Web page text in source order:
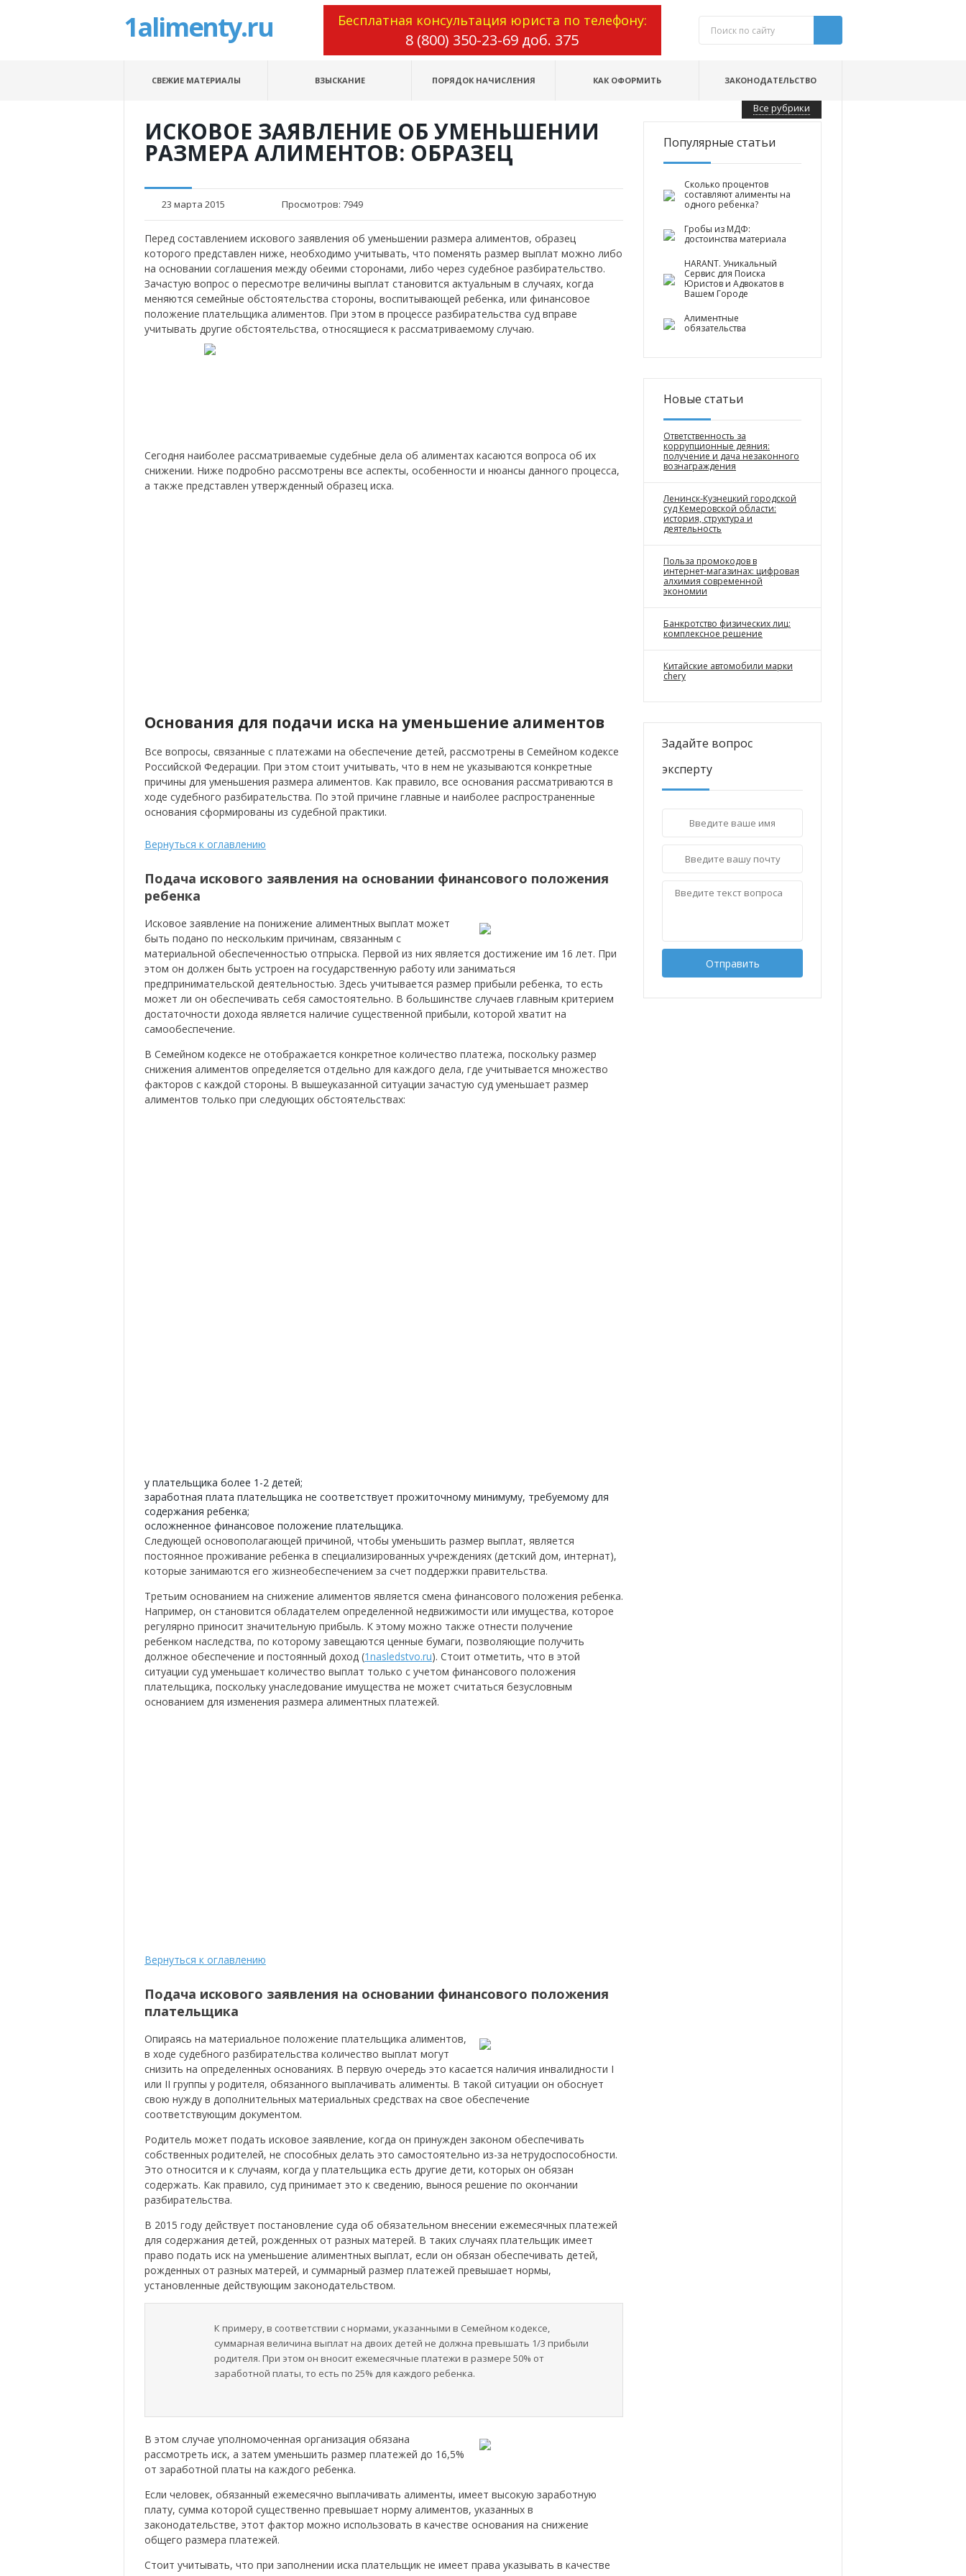
1alimenty.ru Бесплатная консультация юриста по телефону:
8 (800) 350-23-69 доб. 375
СВЕЖИЕ МАТЕРИАЛЫ ВЗЫСКАНИЕ ПОРЯДОК НАЧИСЛЕНИЯ КАК ОФОРМИТЬ ЗАКОНОДАТЕЛЬСТВО
Все рубрики
ИСКОВОЕ ЗАЯВЛЕНИЕ ОБ УМЕНЬШЕНИИ
РАЗМЕРА АЛИМЕНТОВ: ОБРАЗЕЦ
23 марта 2015 Просмотров: 7949
Перед составлением искового заявления об уменьшении размера алиментов, образец
которого представлен ниже, необходимо учитывать, что поменять размер выплат можно либо
на основании соглашения между обеими сторонами, либо через судебное разбирательство.
Зачастую вопрос о пересмотре величины выплат становится актуальным в случаях, когда
меняются семейные обстоятельства стороны, воспитывающей ребенка, или финансовое
положение плательщика алиментов. При этом в процессе разбирательства суд вправе
учитывать другие обстоятельства, относящиеся к рассматриваемому случаю.
Сегодня наиболее рассматриваемые судебные дела об алиментах касаются вопроса об их
снижении. Ниже подробно рассмотрены все аспекты, особенности и нюансы данного процесса,
а также представлен утвержденный образец иска.
Основания для подачи иска на уменьшение алиментов
Все вопросы, связанные с платежами на обеспечение детей, рассмотрены в Семейном кодексе
Российской Федерации. При этом стоит учитывать, что в нем не указываются конкретные
причины для уменьшения размера алиментов. Как правило, все основания рассматриваются в
ходе судебного разбирательства. По этой причине главные и наиболее распространенные
основания сформированы из судебной практики.
Вернуться к оглавлению
Подача искового заявления на основании финансового положения
ребенка
Исковое заявление на понижение алиментных выплат может
быть подано по нескольким причинам, связанным с
материальной обеспеченностью отпрыска. Первой из них является достижение им 16 лет. При
этом он должен быть устроен на государственную работу или заниматься
предпринимательской деятельностью. Здесь учитывается размер прибыли ребенка, то есть
может ли он обеспечивать себя самостоятельно. В большинстве случаев главным критерием
достаточности дохода является наличие существенной прибыли, которой хватит на
самообеспечение.
В Семейном кодексе не отображается конкретное количество платежа, поскольку размер
снижения алиментов определяется отдельно для каждого дела, где учитывается множество
факторов с каждой стороны. В вышеуказанной ситуации зачастую суд уменьшает размер
алиментов только при следующих обстоятельствах:
у плательщика более 1-2 детей;
заработная плата плательщика не соответствует прожиточному минимуму, требуемому для
содержания ребенка;
осложненное финансовое положение плательщика.
Следующей основополагающей причиной, чтобы уменьшить размер выплат, является
постоянное проживание ребенка в специализированных учреждениях (детский дом, интернат),
которые занимаются его жизнеобеспечением за счет поддержки правительства.
Третьим основанием на снижение алиментов является смена финансового положения ребенка.
Например, он становится обладателем определенной недвижимости или имущества, которое
регулярно приносит значительную прибыль. К этому можно также отнести получение
ребенком наследства, по которому завещаются ценные бумаги, позволяющие получить
должное обеспечение и постоянный доход (1nasledstvo.ru). Стоит отметить, что в этой
ситуации суд уменьшает количество выплат только с учетом финансового положения
плательщика, поскольку унаследование имущества не может считаться безусловным
основанием для изменения размера алиментных платежей.
Вернуться к оглавлению
Подача искового заявления на основании финансового положения
плательщика
Опираясь на материальное положение плательщика алиментов,
в ходе судебного разбирательства количество выплат могут
снизить на определенных основаниях. В первую очередь это касается наличия инвалидности I
или II группы у родителя, обязанного выплачивать алименты. В такой ситуации он обоснует
свою нужду в дополнительных материальных средствах на свое обеспечение
соответствующим документом.
Родитель может подать исковое заявление, когда он принужден законом обеспечивать
собственных родителей, не способных делать это самостоятельно из-за нетрудоспособности.
Это относится и к случаям, когда у плательщика есть другие дети, которых он обязан
содержать. Как правило, суд принимает это к сведению, вынося решение по окончании
разбирательства.
В 2015 году действует постановление суда об обязательном внесении ежемесячных платежей
для содержания детей, рожденных от разных матерей. В таких случаях плательщик имеет
право подать иск на уменьшение алиментных выплат, если он обязан обеспечивать детей,
рожденных от разных матерей, и суммарный размер платежей превышает нормы,
установленные действующим законодательством.
К примеру, в соответствии с нормами, указанными в Семейном кодексе,
суммарная величина выплат на двоих детей не должна превышать 1/3 прибыли
родителя. При этом он вносит ежемесячные платежи в размере 50% от
заработной платы, то есть по 25% для каждого ребенка.
В этом случае уполномоченная организация обязана
рассмотреть иск, а затем уменьшить размер платежей до 16,5%
от заработной платы на каждого ребенка.
Если человек, обязанный ежемесячно выплачивать алименты, имеет высокую заработную
плату, сумма которой существенно превышает норму алиментов, указанных в
законодательстве, этот фактор можно использовать в качестве основания на снижение
общего размера платежей.
Стоит учитывать, что при заполнении иска плательщик не имеет права указывать в качестве
Популярные статьи
Сколько процентов
составляют алименты на
одного ребенка?
Гробы из МДФ:
достоинства материала
HARANT. Уникальный
Сервис для Поиска
Юристов и Адвокатов в
Вашем Городе
Алиментные
обязательства
Новые статьи
Ответственность за
коррупционные деяния:
получение и дача незаконного
вознаграждения
Ленинск-Кузнецкий городской
суд Кемеровской области:
история, структура и
деятельность
Польза промокодов в
интернет-магазинах: цифровая
алхимия современной
экономии
Банкротство физических лиц:
комплексное решение
Китайские автомобили марки
chery
Задайте вопрос
эксперту